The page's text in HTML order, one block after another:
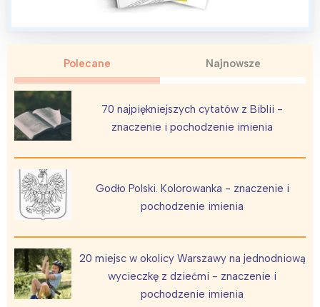
Polecane Najnowsze
70 najpiękniejszych cytatów z Biblii -
znaczenie i pochodzenie imienia
Godło Polski. Kolorowanka - znaczenie i
pochodzenie imienia
20 miejsc w okolicy Warszawy na jednodniową
wycieczkę z dziećmi - znaczenie i
pochodzenie imienia
Poznań
Wrocław
Północ
Wszystkie
Wybieram